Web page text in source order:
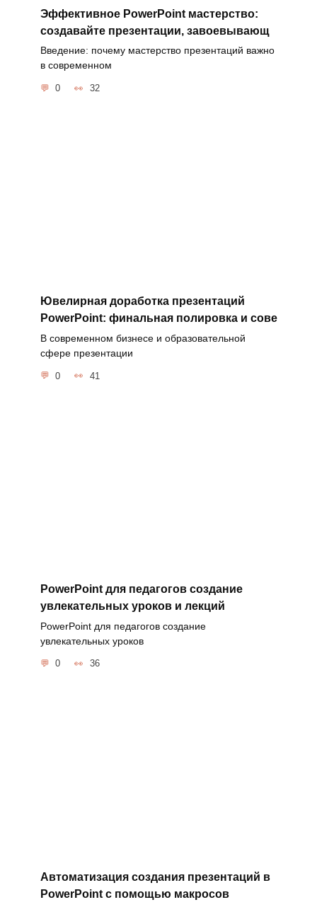
Эффективное PowerPoint мастерство:
создавайте презентации, завоевывающ
Введение: почему мастерство презентаций важно
в современном
0 32
Ювелирная доработка презентаций
PowerPoint: финальная полировка и сове
В современном бизнесе и образовательной
сфере презентации
0 41
PowerPoint для педагогов создание
увлекательных уроков и лекций
PowerPoint для педагогов создание
увлекательных уроков
0 36
Автоматизация создания презентаций в
PowerPoint с помощью макросов